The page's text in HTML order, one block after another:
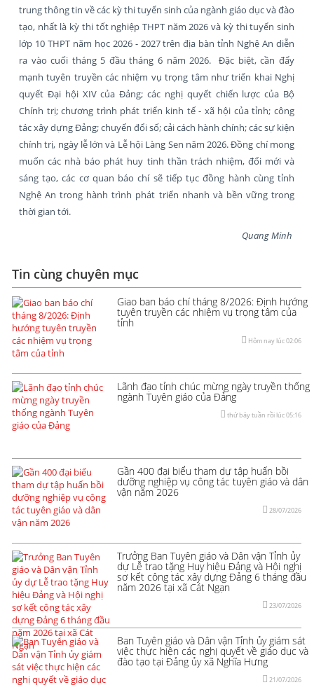
trung thông tin về các kỳ thi tuyển sinh của ngành giáo dục và đào
tạo, nhất là kỳ thi tốt nghiệp THPT năm 2026 và kỳ thi tuyển sinh
lớp 10 THPT năm học 2026 - 2027 trên địa bàn tỉnh Nghệ An diễn
ra vào cuối tháng 5 đầu tháng 6 năm 2026. Đặc biệt, cần đẩy
mạnh tuyên truyền các nhiệm vụ trọng tâm như triển khai Nghị
quyết Đại hội XIV của Đảng; các nghị quyết chiến lược của Bộ
Chính trị; chương trình phát triển kinh tế - xã hội của tỉnh; công
tác xây dựng Đảng; chuyển đổi số; cải cách hành chính; các sự kiện
chính trị, ngày lễ lớn và Lễ hội Làng Sen năm 2026. Đồng chí mong
muốn các nhà báo phát huy tinh thần trách nhiệm, đổi mới và
sáng tạo, các cơ quan báo chí sẽ tiếp tục đồng hành cùng tỉnh
Nghệ An trong hành trình phát triển nhanh và bền vững trong
thời gian tới.
Quang Minh
Tin cùng chuyên mục
Giao ban báo chí tháng 8/2026: Định hướng
tuyên truyền các nhiệm vụ trọng tâm của
tỉnh
Hôm nay lúc 02:06
Lãnh đạo tỉnh chúc mừng ngày truyền thống
ngành Tuyên giáo của Đảng
thứ bảy tuần rồi lúc 05:16
Gần 400 đại biểu tham dự tập huấn bồi
dưỡng nghiệp vụ công tác tuyên giáo và dân
vận năm 2026
28/07/2026
Trưởng Ban Tuyên giáo và Dân vận Tỉnh ủy
dự Lễ trao tặng Huy hiệu Đảng và Hội nghị
sơ kết công tác xây dựng Đảng 6 tháng đầu
năm 2026 tại xã Cát Ngạn
23/07/2026
Ban Tuyên giáo và Dân vận Tỉnh ủy giám sát
việc thực hiện các nghị quyết về giáo dục và
đào tạo tại Đảng ủy xã Nghĩa Hưng
21/07/2026